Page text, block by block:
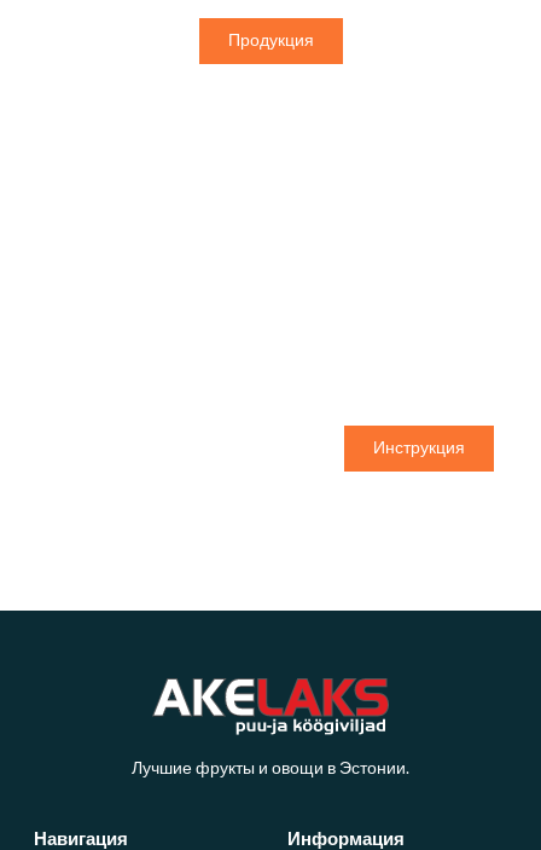
Продукция
Инструкция
Лучшие фрукты и овощи в Эстонии.
Навигация Информация